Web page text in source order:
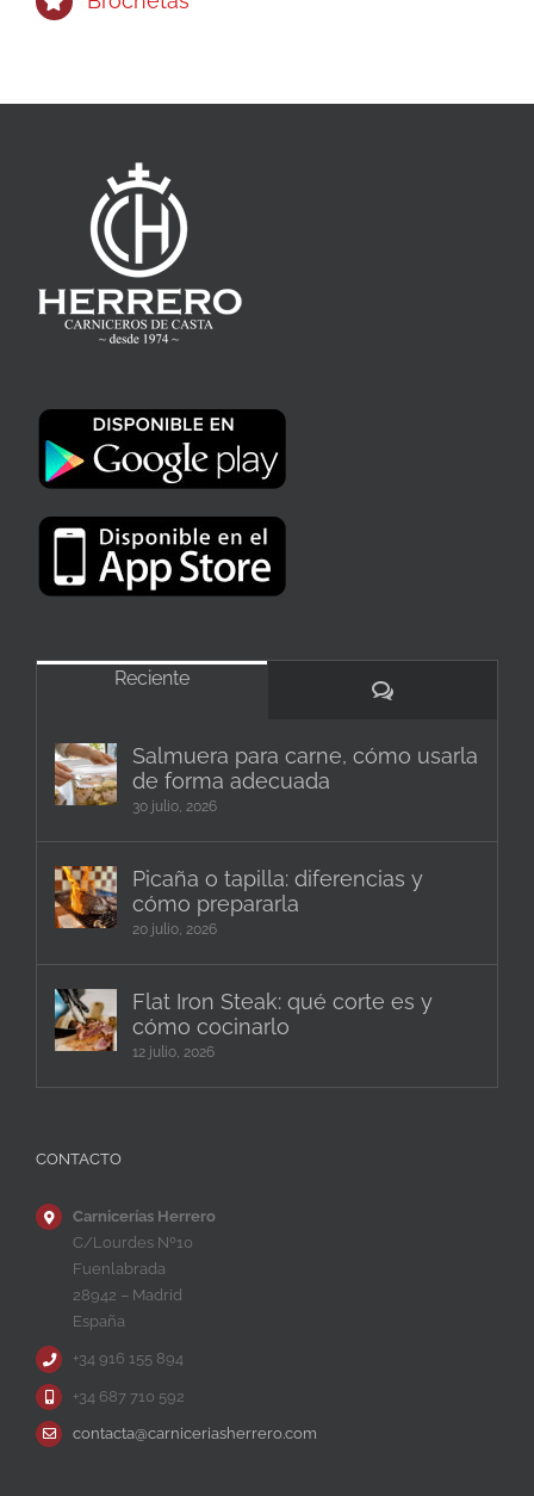
Reciente
Comentarios
Salmuera para carne, cómo usarla
de forma adecuada
30 julio, 2026
Picaña o tapilla: diferencias y
cómo prepararla
20 julio, 2026
Flat Iron Steak: qué corte es y
cómo cocinarlo
12 julio, 2026
CONTACTO
Carnicerías Herrero
C/Lourdes Nº10
Fuenlabrada
28942 – Madrid
España
+34 916 155 894
+34 687 710 592
contacta@carniceriasherrero.com